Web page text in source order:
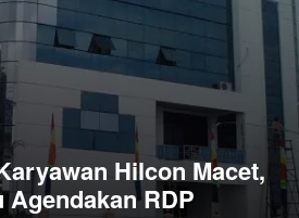
Hilcon Macet,
Agendakan RDP